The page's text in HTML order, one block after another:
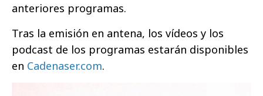
anteriores programas.
Tras la emisión en antena, los vídeos y los
podcast de los programas estarán disponibles
en Cadenaser.com.